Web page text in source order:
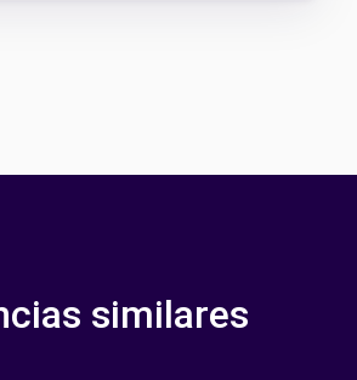
similares